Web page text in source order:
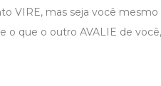
VIRE, mas seja você
o que o outro AVALIE de